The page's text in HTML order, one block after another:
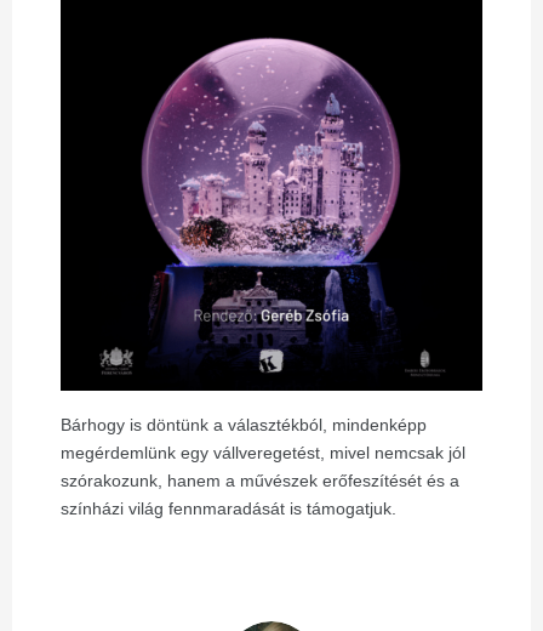
Bárhogy is döntünk a választékból, mindenképp
megérdemlünk egy vállveregetést, mivel nemcsak jól
szórakozunk, hanem a művészek erőfeszítését és a
színházi világ fennmaradását is támogatjuk.